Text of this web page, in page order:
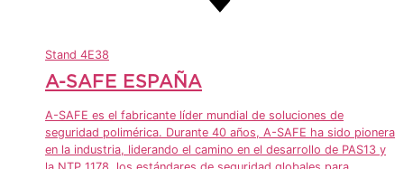
Stand 4E38
A-SAFE ESPAÑA
A-SAFE es el fabricante líder mundial de soluciones de
seguridad polimérica. Durante 40 años, A-SAFE ha sido pionera
en la industria, liderando el camino en el desarrollo de PAS13 y